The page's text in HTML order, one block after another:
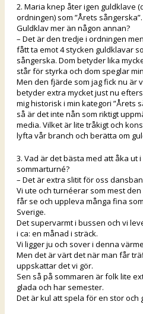
2. Maria knep åter igen guldklave
ordningen) som ”Årets
Guldklav mer än någon annan?
– Det är den tredje i ordningen
fått ta emot 4 stycken guldklavar
sångerska. Dom betyder lika
står för styrka och dom speglar
Men den fjärde som jag fick nu är
betyder extra mycket just nu
mig historisk i min kategori ”Årets
så är det inte nån som riktigt
media. Vilket är lite tråkigt och
lyfta vår branch och berätta om
3. Vad är det bästa med att åka ut
sommarturné?
– Det är extra slitit för oss
Vi ute och turnéerar som mest
får se och uppleva många fina
Sverige.
Det supervarmt i bussen och vi
i ca: en månad i sträck.
Vi ligger ju och sover i denna
Men det är värt det när man får
uppskattar det vi gör.
Sen så på sommaren är folk lite
glada och har semester.
Det är kul att spela för en stor och